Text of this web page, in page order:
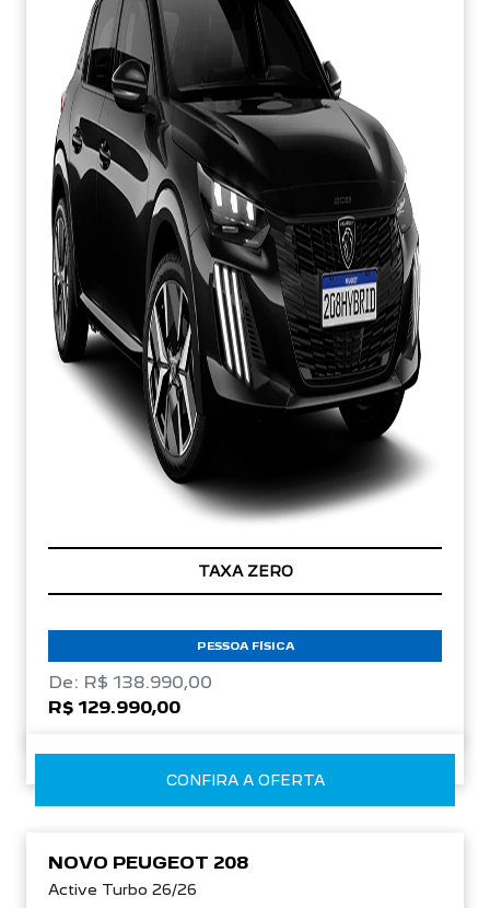
TAXA ZERO
PESSOA FÍSICA
De: R$ 138.990,00
R$ 129.990,00
CONFIRA A OFERTA
NOVO PEUGEOT 208
Active Turbo 26/26